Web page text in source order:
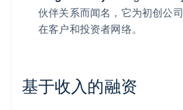
伙伴关系而闻名，它为初创公
在客户和投资者网络。
基于收入的融资